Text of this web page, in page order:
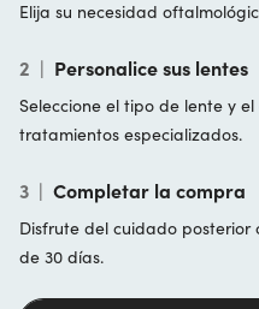
Elija su necesidad
2 | Personalice sus lentes
Seleccione el tipo de lente y
tratamientos especializados.
3 | Completar la compra
Disfrute del cuidado
de 30 días.